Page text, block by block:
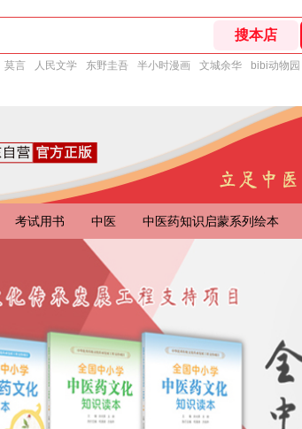
莫言 人民文学 东野圭吾 半小时漫画 文城余华 bibi动物园
考试用书 中医 中医药知识启蒙系列绘本